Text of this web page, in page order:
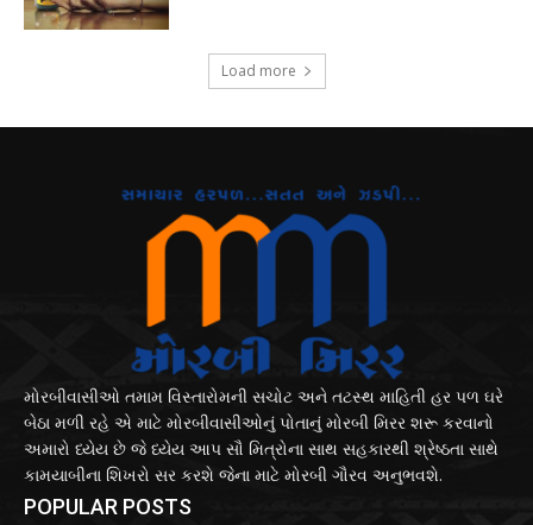
Load more
મોરબીવાસીઓ તમામ વિસ્તારોમની સચોટ અને તટસ્થ માહિતી હર પળ ઘરે
બેઠા મળી રહે એ માટે મોરબીવાસીઓનું પોતાનું મોરબી મિરર શરૂ કરવાનો
અમારો ધ્યેય છે જે ધ્યેય આપ સૌ મિત્રોના સાથ સહકારથી શ્રેષ્ઠતા સાથે
કામયાબીના શિખરો સર કરશે જેના માટે મોરબી ગૌરવ અનુભવશે.
POPULAR POSTS